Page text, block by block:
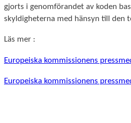
gjorts i genomförandet av koden
skyldigheterna med hänsyn till den
Läs mer :
Europeiska kommissionens
Europeiska kommissionens
personligt
anpassat
innehåll och